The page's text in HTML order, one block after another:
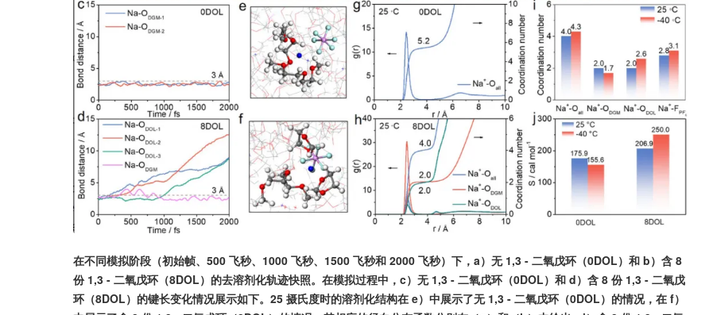
在不同模拟阶段（初始帧、500 飞秒、1000 飞秒、1500 飞秒和 2000 飞秒）下，a）无 1,3 - 二氧戊环（0DOL）和 b）含 8
份 1,3 - 二氧戊环（8DOL）的去溶剂化轨迹快照。在模拟过程中，c）无 1,3 - 二氧戊环（0DOL）和 d）含 8 份 1,3 - 二氧戊
环（8DOL）的键长变化情况展示如下。25 摄氏度时的溶剂化结构在 e）中展示了无 1,3 - 二氧戊环（0DOL）的情况，在 f）